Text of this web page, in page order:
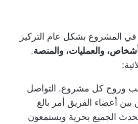
في المشروع بشكل عام التركيز
والعمليات، والمنصة.
وروح كل مشروع. التواصل
بين أعضاء الفريق أمر بالغ
الجميع بحرية ويستمعون